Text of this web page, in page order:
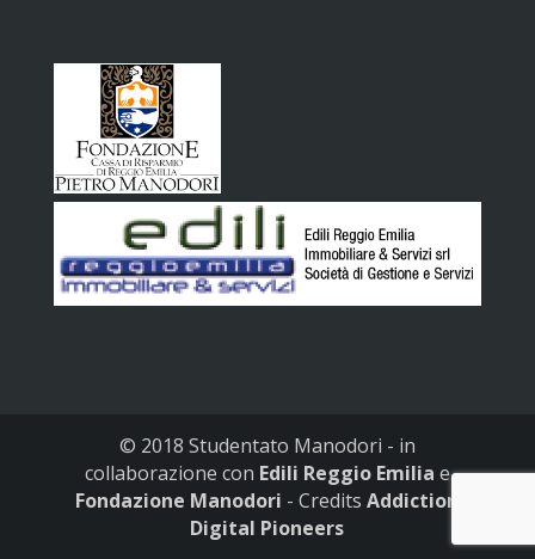
© 2018 Studentato Manodori - in
collaborazione con Edili Reggio Emilia e
Fondazione Manodori - CreditsAddiction
Digital Pioneers